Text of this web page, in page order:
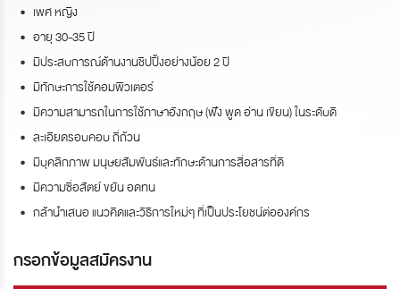
เพศ หญิง
อายุ 30-35 ปี
มีประสบการณ์ด้านงานชิปปิ้งอย่างน้อย 2 ปี
มีทักษะการใช้คอมพิวเตอร์
มีความสามารถในการใช้ภาษาอังกฤษ (ฟัง พูด อ่าน เขียน) ในระดับดี
ละเอียดรอบคอบ ถี่ถ้วน
มีบุคลิกภาพ มนุษยสัมพันธ์และทักษะด้านการสื่อสารที่ดี
มีความซื่อสัตย์ ขยัน อดทน
กล้านำเสนอ แนวคิดและวิธีการใหม่ๆ ที่เป็นประโยชน์ต่อองค์กร
กรอกข้อมูลสมัครงาน